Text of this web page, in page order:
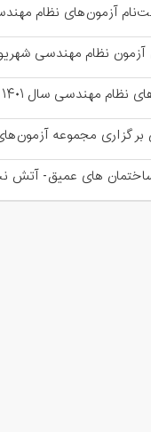
آزمون‌های نظام مهندسی
نظام مهندسی شهریور
نظام مهندسی سال ۱۴۰۱
برگزاری مجموعه
های عمیق- آتش